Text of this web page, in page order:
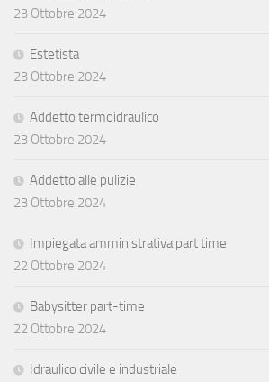
23 Ottobre 2024
Estetista
23 Ottobre 2024
Addetto termoidraulico
23 Ottobre 2024
Addetto alle pulizie
23 Ottobre 2024
Impiegata amministrativa part time
22 Ottobre 2024
Babysitter part-time
22 Ottobre 2024
Idraulico civile e industriale